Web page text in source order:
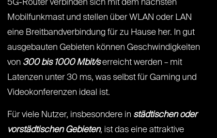
5G-Router verbinden sich mit dem nächsten
Mobilfunkmast und stellen über WLAN oder LAN
eine Breitbandverbindung für zu Hause her. In gut
ausgebauten Gebieten können Geschwindigkeiten
von 300 bis 1000 Mbit/serreicht werden – mit
Latenzen unter 30 ms, was selbst für Gaming und
Videokonferenzen ideal ist.
Für viele Nutzer, insbesondere in städtischen oder
vorstädtischen Gebieten, ist das eine attraktive